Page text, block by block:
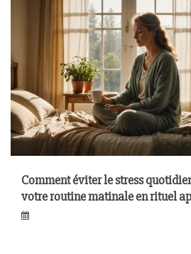
Comment éviter le stress
votre routine matinale en rituel